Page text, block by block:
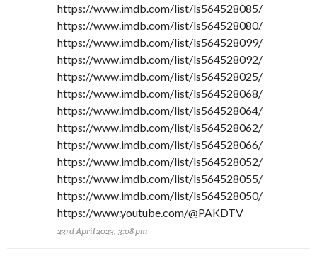
https://www.imdb.com/list/ls564528085/
https://www.imdb.com/list/ls564528080/
https://www.imdb.com/list/ls564528099/
https://www.imdb.com/list/ls564528092/
https://www.imdb.com/list/ls564528025/
https://www.imdb.com/list/ls564528068/
https://www.imdb.com/list/ls564528064/
https://www.imdb.com/list/ls564528062/
https://www.imdb.com/list/ls564528066/
https://www.imdb.com/list/ls564528052/
https://www.imdb.com/list/ls564528055/
https://www.imdb.com/list/ls564528050/
https://www.youtube.com/@PAKDTV
23rd April 2023, 3:08 pm